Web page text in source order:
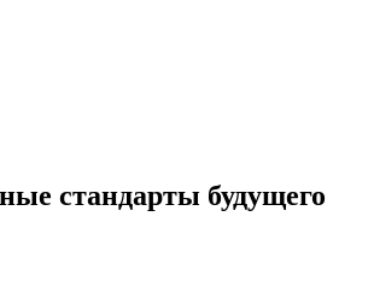
стандарты будущего